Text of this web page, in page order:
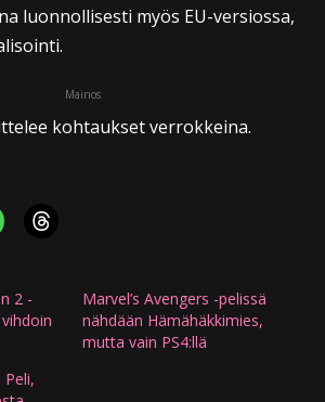
luonnollisesti myös EU-versiossa,
Mainos
kohtaukset verrokkeina.
2 -
Marvel’s Avengers -pelissä
nähdään Hämähäkkimies,
mutta vain PS4:llä
Peli,